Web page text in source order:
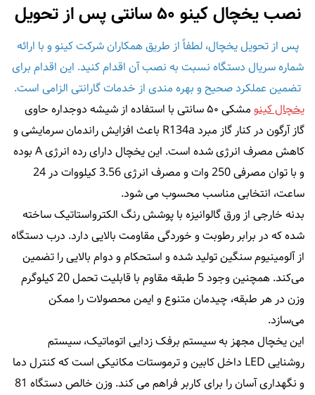
نصب یخچال کینو ۵۰ سانتی پس از تحویل
پس از تحویل یخچال، لطفاً از طریق همکاران شرکت کینو و با ارائه
شماره سریال دستگاه نسبت به نصب آن اقدام کنید. این اقدام برای
تضمین عملکرد صحیح و بهره‌ مندی از خدمات گارانتی الزامی است.
یخچال کینو
مشکی ۵۰ سانتی با استفاده از شیشه دوجداره حاوی
گاز آرگون در کنار گاز مبرد R134a باعث افزایش راندمان سرمایشی و
کاهش مصرف انرژی شده است. این یخچال دارای رده انرژی A بوده
و با توان مصرفی 250 وات و مصرف انرژی 3.56 کیلووات در 24
ساعت، انتخابی مناسب محسوب می شود.
بدنه خارجی از ورق گالوانیزه با پوشش رنگ الکترواستاتیک ساخته
شده که در برابر رطوبت و خوردگی مقاومت بالایی دارد. درب دستگاه
از آلومینیوم سنگین تولید شده و استحکام و دوام بالایی را تضمین
می‌کند. همچنین وجود 5 طبقه مقاوم با قابلیت تحمل 20 کیلوگرم
وزن در هر طبقه، چیدمان متنوع و ایمن محصولات را ممکن
می‌سازد.
این یخچال مجهز به سیستم برفک‌ زدایی اتوماتیک، سیستم
روشنایی LED داخل کابین و ترموستات مکانیکی است که کنترل دما
و نگهداری آسان را برای کاربر فراهم می‌ کند. وزن خالص دستگاه 81